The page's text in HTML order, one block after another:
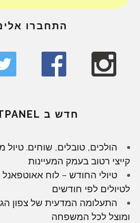
התחברו
חדש ב OUTPANEL
הולכים, טובלים, שוחים. טיול
קייצי רטוב בעמק המעיינות
טיולי החודש – לוח
לטיולים לפי חודשים
התעלומה המדעית של צפון
ומוצל לכל המשפחה